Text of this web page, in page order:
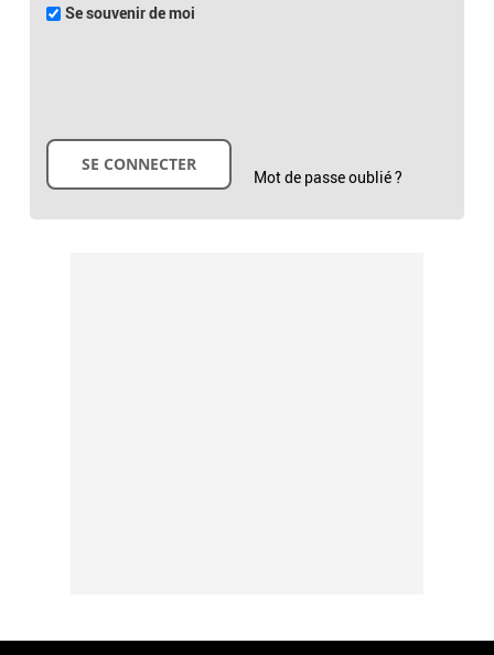
Se souvenir de moi
Mot de passe oublié ?